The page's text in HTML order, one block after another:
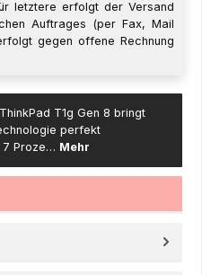
letztere erfolgt der Versand
Auftrages (per Fax, Mail
gegen offene Rechnung
T1g Gen 8 bringt
perfekt
7 Proze… Mehr